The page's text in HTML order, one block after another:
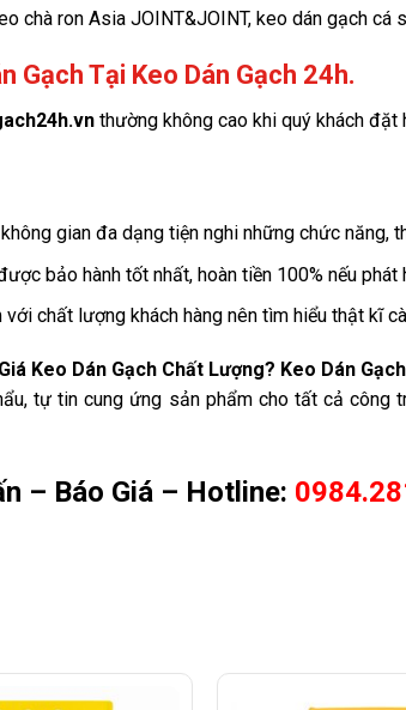
chà ron Asia JOINT&JOINT, keo dán gạch
Gạch Tại Keo Dán Gạch 24h.
thường không cao khi quý khách
gian đa dạng tiện nghi những chức năng,
bảo hành tốt nhất, hoàn tiền 100% nếu phát
chất lượng khách hàng nên tìm hiểu thật kĩ
Keo Dán GạchChất Lượng? Keo Dán
tự tin cung ứng sản phẩm cho tất cả công
– Báo Giá – Hotline: